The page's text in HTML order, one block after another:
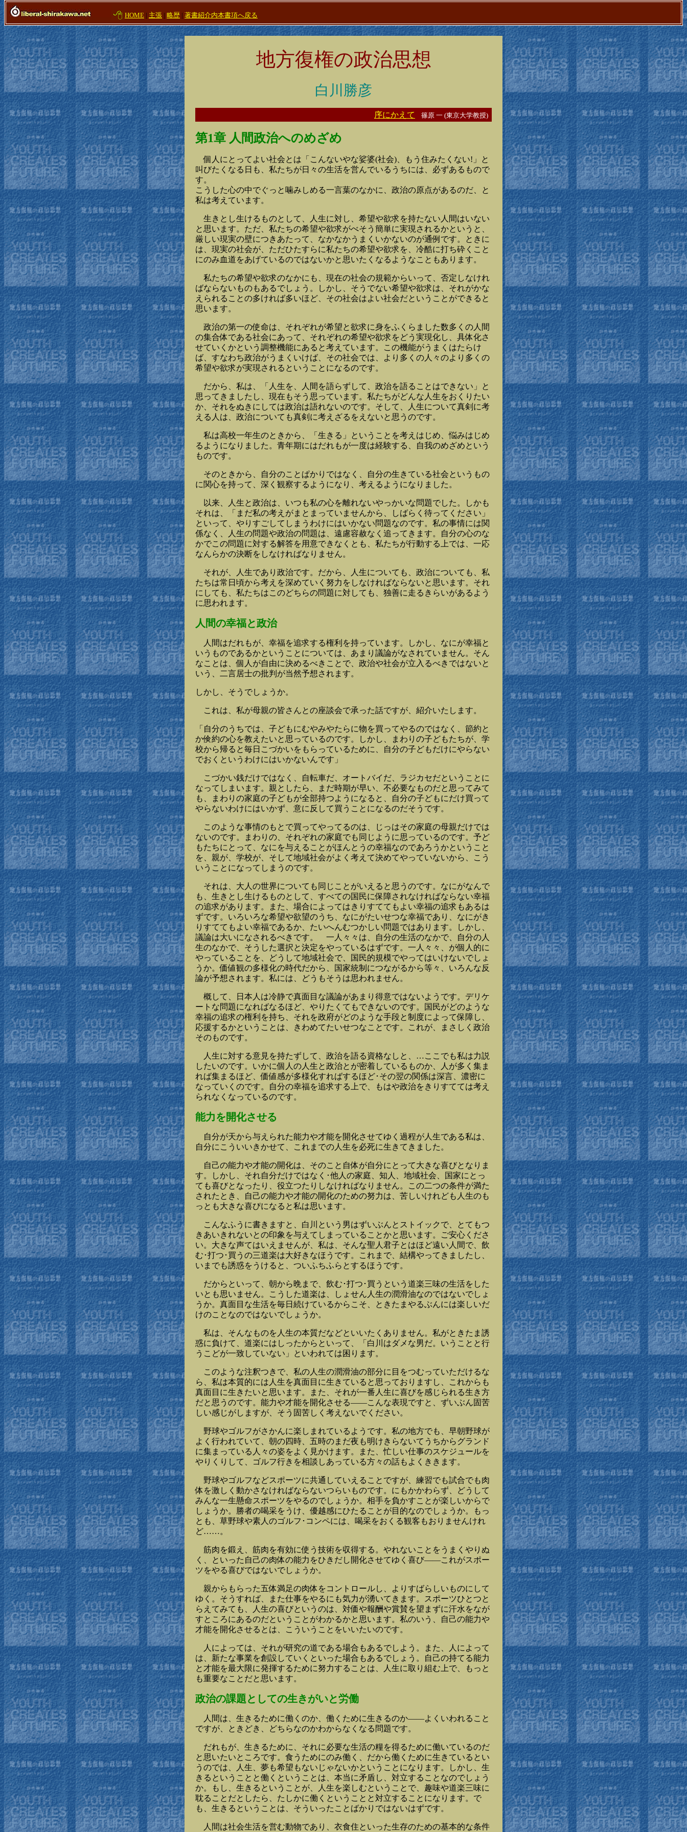
HOME | 主張 | 略歴 | 著書紹介内本書項へ戻る
地方復権の政治思想
白川勝彦
序にかえて 篠原 一 (東京大学教授)
第1章 人間政治へのめざめ
個人にとってよい社会とは「こんないやな娑婆(社会)、もう住みたくない!」と
叫びたくなる日も、私たちが日々の生活を営んでいるうちには、必ずあるもので
す。
こうした心の中でぐっと噛みしめる一言葉のなかに、政治の原点があるのだ、と
私は考えています。
生きとし生けるものとして、人生に対し、希望や欲求を持たない人間はいない
と思います。ただ、私たちの希望や欲求がべそう簡単に実現されるかというと、
厳しい現実の壁につきあたって、なかなかうまくいかないのが通例です。ときに
は、現実の社会が、ただひたすらに私たちの希望や欲求を、冷酷に打ち砕くこと
にのみ血道をあげているのではないかと思いたくなるようなこともあります。
私たちの希望や欲求のなかにも、現在の社会の規範からいって、否定しなけれ
ばならないものもあるでしょう。しかし、そうでない希望や欲求は、それがかな
えられることの多ければ多いほど、その社会はよい社会だということができると
思います。
政治の第一の使命は、それぞれが希望と欲求に身をふくらました数多くの人間
の集合体である社会にあって、それぞれの希望や欲求をどう実現化し、具体化さ
せていくかという調整機能にあると考えています。この機能がうまくはたらけ
ば、すなわち政治がうまくいけば、その社会では、より多くの人々のより多くの
希望や欲求が実現されるということになるのです。
だから、私は、「人生を、人間を語らずして、政治を語ることはできない」と
思ってきましたし、現在もそう思っています。私たちがどんな人生をおくりたい
か、それをぬきにしては政治は語れないのです。そして、人生について真剣に考
える人は、政治についても真剣に考えざるをえないと思うのです。
私は高校一年生のときから、「生きる」ということを考えはじめ、悩みはじめ
るようになりました。青年期にはだれもが一度は経験する、自我のめざめという
ものです。
そのときから、自分のことぱかりではなく、自分の生きている社会というもの
に関心を持って、深く観察するようになり、考えるようになりました。
以来、人生と政治は、いつも私の心を離れないやっかいな問題でした。しかも
それは、「まだ私の考えがまとまっていませんから、しばらく待ってください」
といって、やりすごしてしまうわけにはいかない問題なのです。私の事情には関
係なく、人生の問題や政治の問題は、遠慮容赦なく追ってきます。自分の心のな
かでこの問題に対する解答を用意できなくとも、私たちが行動する上では、一応
なんらかの決断をしなければなりません。
それが、人生であり政治です。だから、人生についても、政治についても、私
たちは常日頃から考えを深めていく努力をしなければならないと思います。それ
にしても、私たちはこのどちらの問題に対しても、独善に走るきらいがあるよう
に思われます。
人間の幸福と政治
人間はだれもが、幸福を追求する権利を持っています。しかし、なにが幸福と
いうものであるかということについては、あまり議論がなされていません。そん
なことは、個人が自由に決めるべきことで、政治や社会が立入るべきではないと
いう、二言居士の批判が当然予想されます。
しかし、そうでしょうか。
これは、私が母親の皆さんとの座談会で承った話ですが、紹介いたします。
「自分のうちでは、子どもにむやみやたらに物を買ってやるのではなく、節約と
か倹約の心を教えたいと思っているのです。しかし、まわりの子どもたちが、学
校から帰ると毎日こづかいをもらっているために、自分の子どもだけにやらない
でおくというわけにはいかないんです」
こづかい銭だけではなく、自転車だ、オートバイだ、ラジカセだということに
なってしまいます。親としたら、まだ時期が早い、不必要なものだと思ってみて
も、まわりの家庭の子どもが全部持つようになると、自分の子どもにだけ買って
やらないわけにはいかず、意に反して買うことになるのだそうです。
このような事情のもとで買ってやってるのは、じっはその家庭の母親だけでは
ないのです。まわりの、それぞれの家庭でも同じように思っているのです。予ど
もたちにとって、なにを与えることがほんとうの幸福なのであろうかということ
を、親が、学校が、そして地域社会がよく考えて決めてやっていないから、こう
いうことになってしまうのです。
それは、大人の世界についても同じことがいえると思うのです。なにがなんで
も、生きとし生けるものとして、すべての国民に保障されなければならない幸福
の追求があります。また、場合によってはきりすててもよい幸福の追求もあるは
ずです。いろいろな希望や欲望のうち、なにがたいせつな幸福であり、なにがき
りすててもよい幸福であるか、たいへんむつかしい問題ではあります。しかし、
議論は大いになされるべきです。 一人々々は、自分の生活のなかで、自分の人
生のなかで、そうした選択と決定をやっているはずです。一人々々、が個人的に
やっていることを、どうして地域社会で、国民的規模でやってはいけないでしょ
うか。価値観の多様化の時代だから、国家統制につながるから等々、いろんな反
論が予想されます。私には、どうもそうは思われません。
概して、日本人は冷静で真面目な議論があまり得意ではないようです。デリケ
ートな問題になればなるほど、やりたくてもできないのです。国民がどのような
幸福の追求の権利を持ち、それを政府がどのような手段と制度によって保障し、
応援するかということは、きわめてたいせつなことです。これが、まさしく政治
そのものです。
人生に対する意見を持たずして、政治を語る資格なしと、…ここでも私は力説
したいのです。いかに個人の人生と政治とが密着しているものか、人が多く集ま
れば集まるほど、価値感が多様化すればするほど･その翌の関係は深言、濃密に
なっていくのです。自分の幸福を追求する上で、もはや政治をきりすてては考え
られなくなっているのです。
能力を開化させる
自分が天から与えられた能力や才能を開化させてゆく過程が人生である私は、
自分にこういいきかせて、これまでの人生を必死に生きてきました。
自己の能力や才能の開化は、そのこと自体が自分にとって大きな喜びとなりま
す。しかし、それ自分だけではなく･他人の家庭、知人、地域社会、国家にとっ
ても喜びとなったり、役立つたりしなければなりません。この二つの条件が満た
されたとき、自己の能力や才能の開化のための努力は、苦しいけれども人生のも
っとも大きな喜ぴになると私は思います。
こんなふうに書きますと、白川という男はずいぶんとストイックで、とてもつ
きあいきれないとの印象を与えてしまっていることかと思います。ご安心くださ
い。大きな声てはいえませんが、私は、そんな聖人君子とはほど遠い人間で、飲
む･打つ･買うの三道楽は大好きなほうです。これまで、結構やってきましたし、
いまでも誘惑をうけると、ついふちふらとするほうです。
だからといって、朝から晩まで、飲む･打つ･買うという道楽三味の生活をした
いとも思いません。こうした道楽は、しょせん人生の潤滑油なのではないでしょ
うか。真面目な生活を毎日続けているからこそ、ときたまやるぶんには楽しいだ
けのことなのではないでしょうか。
私は、そんなものを人生の本質だなどといいたくありません。私がときたま誘
惑に負けて、道楽にはしったからといって、「白川はダメな男だ。いうことと行
うこどが一致していない」といわれては困ります。
このような注釈つきで、私の人生の潤滑油の部分に目をつむっていただけるな
ら、私は本質的には人生を真面目に生きていると思っておりますし、これからも
真面目に生きたいと思います。また、それが一番人生に喜びを感じられる生き方
だと思うのです。能力や才能を開化させる――こんな表現ですと、ずいぶん固苦
しい感じがしますが、そう固苦しく考えないでください。
野球やゴルフがさかんに楽しまれているようです。私の地方でも、早朝野球が
よく行われていて、朝の四時、五時のまだ夜も明けきらないてうちからグランド
に集まっている人々の姿をよく見かけます。また、忙しい仕事のスケジュールを
やりくりして、ゴルフ行きを相談しあっている方々の話もよくききます。
野球やゴルフなどスポーツに共通していえることですが、練習でも試合でも肉
体を激しく動かさなければならないつらいものです。にもかかわらず、どうして
みんな一生懸命スポーツをやるのでしょうか。相手を負かすことが楽しいからで
しょうか。勝者の喝采をうけ、優越感にひたることが目的なのでしょうか。もっ
とも、草野球や素人のゴルフ･コンペには、喝采をおくる観客もおりませんけれ
ど……。
筋肉を鍛え、筋肉を有効に使う技術を収得する。やれないことをうまくやりぬ
く、といった自己の肉体の能力をひきだし開化させてゆく喜び――これがスポー
ツをやる喜びではないでしょうか。
親からもらった五体満足の肉体をコントロールし、よりすばらしいものにして
ゆく。そうすれば、また仕事をやるにも気力が湧いてきます。スポーツひとつと
らえてみても、人生の喜びというのは、対価や報酬や賞賛を望まずに汗水をなが
すところにあるのだということがわかるかと思います。私のいう、自己の能力や
才能を開化させるとは、こういうことをいいたいのです。
人によっては、それが研究の道である場合もあるでしよう。また、人によって
は、新たな事業を創設していくといった場合もあるでしょう。自己の持てる能力
と才能を最大限に発揮するために努力することは、人生に取り組む上で、もっと
も重要なことだと思います。
政治の課題としての生きがいと労働
人間は、生きるために働くのか、働くために生きるのか――よくいわれること
ですが、ときどき、どちらなのかわからなくなる問題です。
だれもが、生きるために、それに必要な生活の糧を得るために働いているのだ
と思いたいところです。食うためにのみ働く、だから働くために生きているとい
うのでは、人生、夢も希望もないじゃないかということになります。しかし、生
きるということと働くということは、本当に矛盾し、対立することなのでしょう
か。もし、生きるということが、人生を楽しむということで、趣味や道楽三味に
耽ることだとしたら、たしかに働くということと対立することになります。で
も、生きるということは、そういったことばかりではないはずです。
人間は社会生活を営む動物であり、衣食住といった生存のための基本的な条件